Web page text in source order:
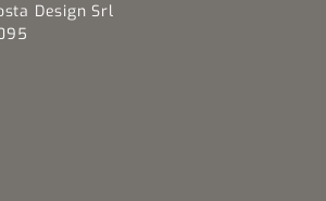
Design Srl